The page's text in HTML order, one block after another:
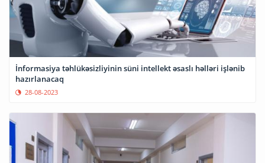
İnformasiya təhlükəsizliyinin süni intellekt əsaslı həlləri işlənib
hazırlanacaq
28-08-2023